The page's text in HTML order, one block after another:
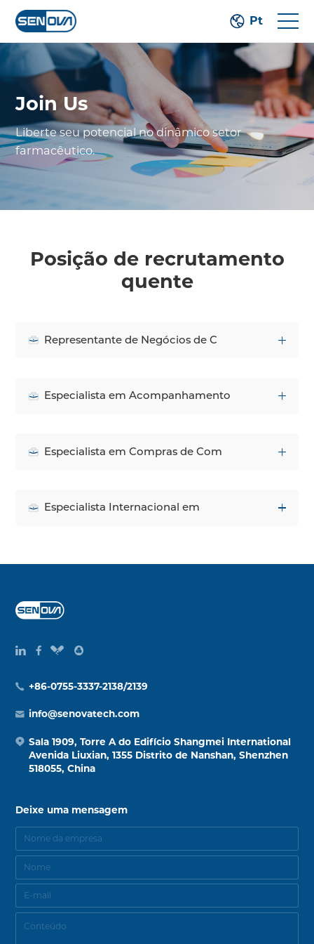
Pt
Join Us
Liberte seu potencial no dinâmico setor
farmacêutico.
Posição de recrutamento
quente
Representante de Negócios de C
Especialista em Acompanhamento
Especialista em Compras de Com
Especialista Internacional em
+86-0755-3337-2138/2139
info@senovatech.com
Sala 1909, Torre A do Edifício Shangmei International
Avenida Liuxian, 1355 Distrito de Nanshan, Shenzhen
518055, China
Deixe uma mensagem